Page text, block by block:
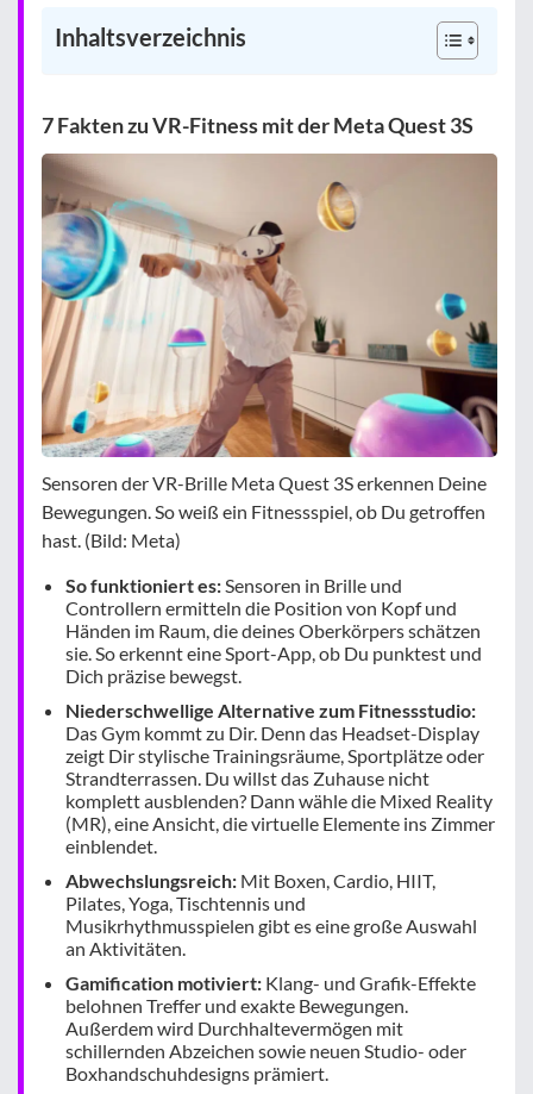
Inhaltsverzeichnis
7 Fakten zu VR-Fitness mit der Meta Quest 3S
Sensoren der VR-Brille Meta Quest 3S erkennen Deine
Bewegungen. So weiß ein Fitnessspiel, ob Du getroffen
hast. (Bild: Meta)
So funktioniert es:Sensoren in Brille und
Controllern ermitteln die Position von Kopf und
Händen im Raum, die deines Oberkörpers schätzen
sie. So erkennt eine Sport-App, ob Du punktest und
Dich präzise bewegst.
Niederschwellige Alternative zum Fitnessstudio:
Das Gym kommt zu Dir. Denn das Headset-Display
zeigt Dir stylische Trainingsräume, Sportplätze oder
Strandterrassen. Du willst das Zuhause nicht
komplett ausblenden? Dann wähle die Mixed Reality
(MR), eine Ansicht, die virtuelle Elemente ins Zimmer
einblendet.
Abwechslungsreich: Mit Boxen, Cardio, HIIT,
Pilates, Yoga, Tischtennis und
Musikrhythmusspielen gibt es eine große Auswahl
an Aktivitäten.
Gamification motiviert: Klang- und Grafik-Effekte
belohnen Treffer und exakte Bewegungen.
Außerdem wird Durchhaltevermögen mit
schillernden Abzeichen sowie neuen Studio- oder
Boxhandschuhdesigns prämiert.